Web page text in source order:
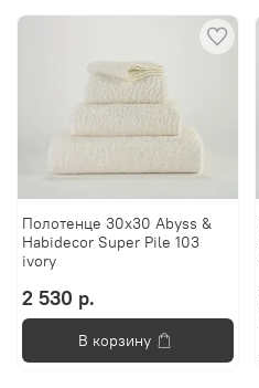
Полотенце 30x30 Abyss &
Habidecor Super Pile 103
ivory
2 530 р.
В корзину